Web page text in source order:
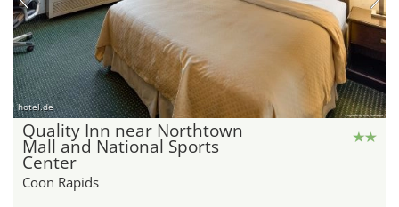
hotel.de
Quality Inn near Northtown
Mall and National Sports
Center
Coon Rapids